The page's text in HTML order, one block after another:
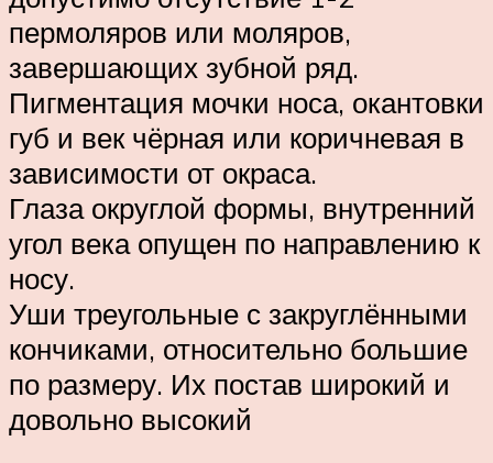
пермоляров или моляров,
завершающих зубной ряд.
Пигментация мочки носа, окантовки
губ и век чёрная или коричневая в
зависимости от окраса.
Глаза округлой формы, внутренний
угол века опущен по направлению к
носу.
Уши треугольные с закруглёнными
кончиками, относительно большие
по размеру. Их постав широкий и
довольно высокий